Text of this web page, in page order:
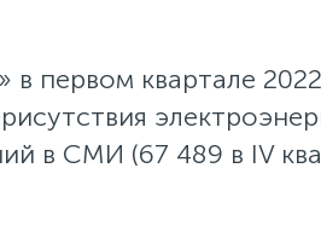
в первом квартале
в СМИ (67 489 в IV